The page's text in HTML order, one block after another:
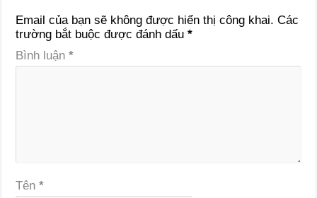
Email của bạn sẽ không được hiển thị công khai. Các
trường bắt buộc được đánh dấu*
Bình luận*
Tên*